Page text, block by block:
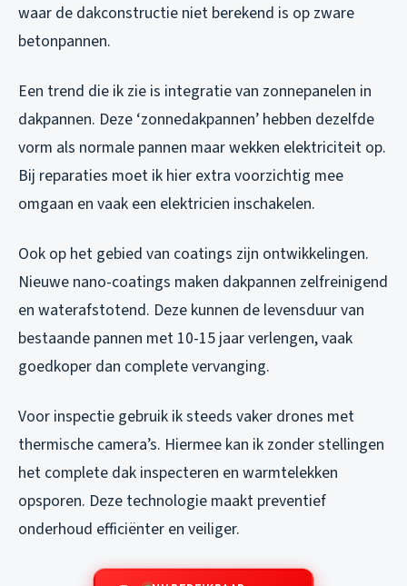
waar de dakconstructie niet berekend is op zware
betonpannen.
Een trend die ik zie is integratie van zonnepanelen in
dakpannen. Deze ‘zonnedakpannen’ hebben dezelfde
vorm als normale pannen maar wekken elektriciteit op.
Bij reparaties moet ik hier extra voorzichtig mee
omgaan en vaak een elektricien inschakelen.
Ook op het gebied van coatings zijn ontwikkelingen.
Nieuwe nano-coatings maken dakpannen zelfreinigend
en waterafstotend. Deze kunnen de levensduur van
bestaande pannen met 10-15 jaar verlengen, vaak
goedkoper dan complete vervanging.
Voor inspectie gebruik ik steeds vaker drones met
thermische camera’s. Hiermee kan ik zonder stellingen
het complete dak inspecteren en warmtelekken
opsporen. Deze technologie maakt preventief
onderhoud efficiënter en veiliger.